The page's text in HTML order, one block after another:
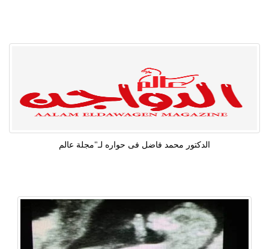
الدكتور محمد فاضل فى حواره لـ"مجلة عالم